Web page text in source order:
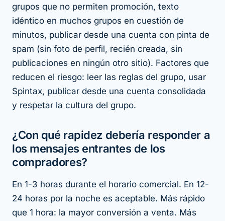
grupos que no permiten promoción, texto
idéntico en muchos grupos en cuestión de
minutos, publicar desde una cuenta con pinta de
spam (sin foto de perfil, recién creada, sin
publicaciones en ningún otro sitio). Factores que
reducen el riesgo: leer las reglas del grupo, usar
Spintax, publicar desde una cuenta consolidada
y respetar la cultura del grupo.
¿Con qué rapidez debería responder a
los mensajes entrantes de los
compradores?
En 1-3 horas durante el horario comercial. En 12-
24 horas por la noche es aceptable. Más rápido
que 1 hora: la mayor conversión a venta. Más